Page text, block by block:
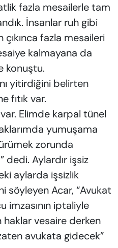
fazla mesailerle tam
İnsanlar ruh gibi
fazla mesaileri
kalmayana da
konuştu.
yitirdiğini belirten
fıtık var.
var. Elimde karpal tünel
yumuşama
zorunda
dedi. Aylardır işsiz
aylarda işsizlik
söyleyen Acar, “Avukat
iptaliyle
haklar vesaire derken
avukata gidecek”